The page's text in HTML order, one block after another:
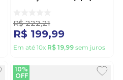
R$ 222,21
R$ 199,99
Em até 10x R$ 19,99 sem juros
10%
OFF